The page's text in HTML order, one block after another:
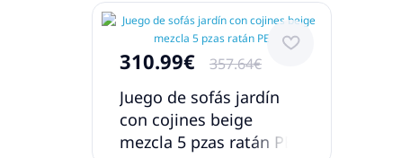
310.99€ 357.64€
Juego de sofás jardín
con cojines beige
mezcla 5 pzas ratán PE